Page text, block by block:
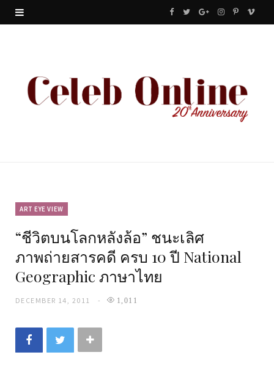
F
e
b
T
t
G
g
l
I
t
a
P
t
e
V
ART EYE VIEW
“ชีวิตบนโลกหลังล้อ” ชนะเลิศ
ภาพถ่ายสารคดี ครบ 10 ปี National
Geographic ภาษาไทย
DECEMBER 14, 2011 1,011